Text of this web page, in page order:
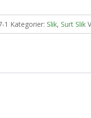
1 Kategorier: Slik, Surt Slik